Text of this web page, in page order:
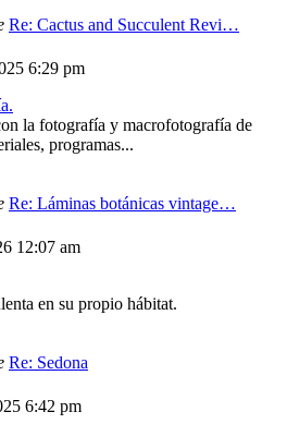
Re: Cactus and Succulent Revi…
6:29 pm
la fotografía y macrofotografía de
programas...
Re: Láminas botánicas vintage…
12:07 am
en su propio hábitat.
Re: Sedona
6:42 pm